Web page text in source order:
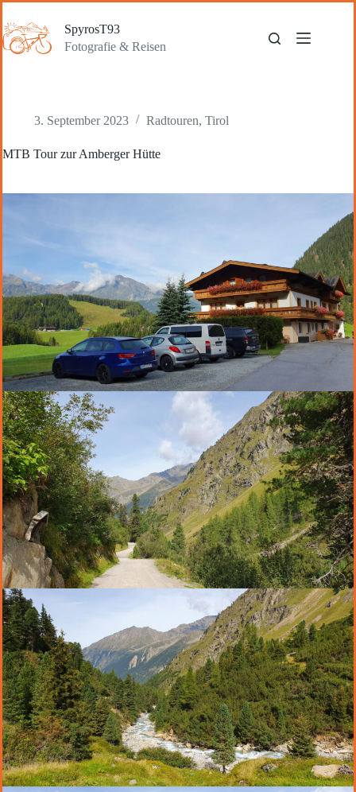
Inhalt
springen
SpyrosT93
Fotografie & Reisen
3. September 2023 Radtouren, Tirol
MTB Tour zur Amberger Hütte